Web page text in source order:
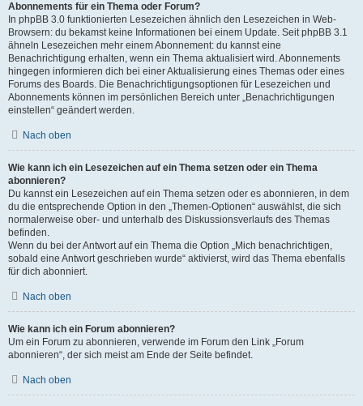
Abonnements für ein Thema oder Forum?
In phpBB 3.0 funktionierten Lesezeichen ähnlich den Lesezeichen in Web-
Browsern: du bekamst keine Informationen bei einem Update. Seit phpBB 3.1
ähneln Lesezeichen mehr einem Abonnement: du kannst eine
Benachrichtigung erhalten, wenn ein Thema aktualisiert wird. Abonnements
hingegen informieren dich bei einer Aktualisierung eines Themas oder eines
Forums des Boards. Die Benachrichtigungsoptionen für Lesezeichen und
Abonnements können im persönlichen Bereich unter „Benachrichtigungen
einstellen“ geändert werden.
Nach oben
Wie kann ich ein Lesezeichen auf ein Thema setzen oder ein Thema
abonnieren?
Du kannst ein Lesezeichen auf ein Thema setzen oder es abonnieren, in dem
du die entsprechende Option in den „Themen-Optionen“ auswählst, die sich
normalerweise ober- und unterhalb des Diskussionsverlaufs des Themas
befinden.
Wenn du bei der Antwort auf ein Thema die Option „Mich benachrichtigen,
sobald eine Antwort geschrieben wurde“ aktivierst, wird das Thema ebenfalls
für dich abonniert.
Nach oben
Wie kann ich ein Forum abonnieren?
Um ein Forum zu abonnieren, verwende im Forum den Link „Forum
abonnieren“, der sich meist am Ende der Seite befindet.
Nach oben